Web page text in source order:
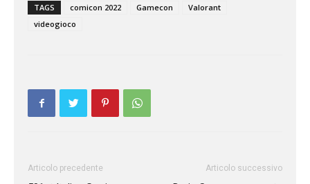
TAGS comicon 2022 Gamecon
Valorant
videogioco
Articolo precedente Articolo successivo